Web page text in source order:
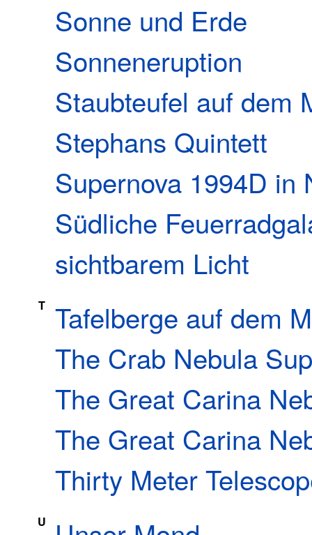
Sonne und Erde
Sonneneruption
Staubteufel auf dem
Stephans Quintett
Supernova 1994D in
Südliche
sichtbarem Licht
T
Tafelberge auf dem
The Crab Nebula
The Great Carina
The Great Carina
Thirty Meter
U